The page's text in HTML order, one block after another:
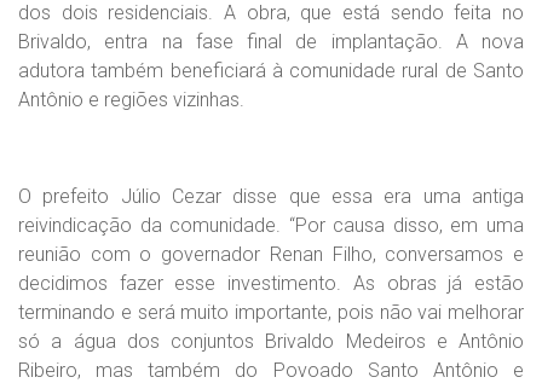
dos dois residenciais. A obra, que está sendo feita no
Brivaldo, entra na fase final de implantação. A nova
adutora também beneficiará à comunidade rural de Santo
Antônio e regiões vizinhas.
O prefeito Júlio Cezar disse que essa era uma antiga
reivindicação da comunidade. “Por causa disso, em uma
reunião com o governador Renan Filho, conversamos e
decidimos fazer esse investimento. As obras já estão
terminando e será muito importante, pois não vai melhorar
só a água dos conjuntos Brivaldo Medeiros e Antônio
Ribeiro, mas também do Povoado Santo Antônio e